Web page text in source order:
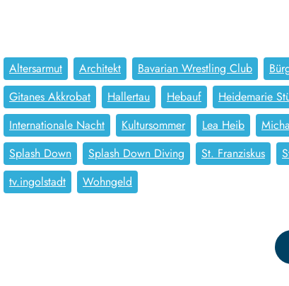
Altersarmut Architekt Bavarian Wrestling Club
Gitanes Akkrobat
Hallertau Hebauf Heidemarie
Internationale Nacht
Kultursommer Lea Heib
Splash Down
Splash Down Diving St. Franziskus
tv.ingolstadt
Wohngeld